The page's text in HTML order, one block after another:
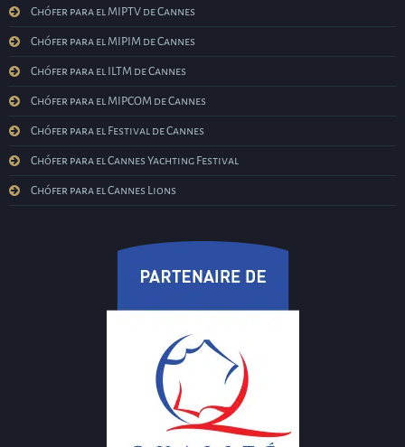
Chófer para el MIPTV de Cannes
Chófer para el MIPIM de Cannes
Chófer para el ILTM de Cannes
Chófer para el MIPCOM de Cannes
Chófer para el Festival de Cannes
Chófer para el Cannes Yachting Festival
Chófer para el Cannes Lions